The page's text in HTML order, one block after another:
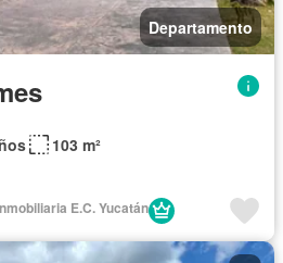
Departamento
103 m²
E.C. Yucatán